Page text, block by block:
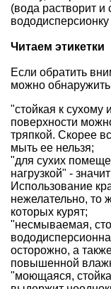
(вода растворит и
Читаем этикетки
Если обратить
можно
"стойкая к
поверхности
тряпкой. Скорее
мыть ее нельзя;
"для сухих
нагрузкой" -
Использование
нежелательно, то
которых курят;
"несмываемая,
осторожно, а
повышенной
"моющаяся,